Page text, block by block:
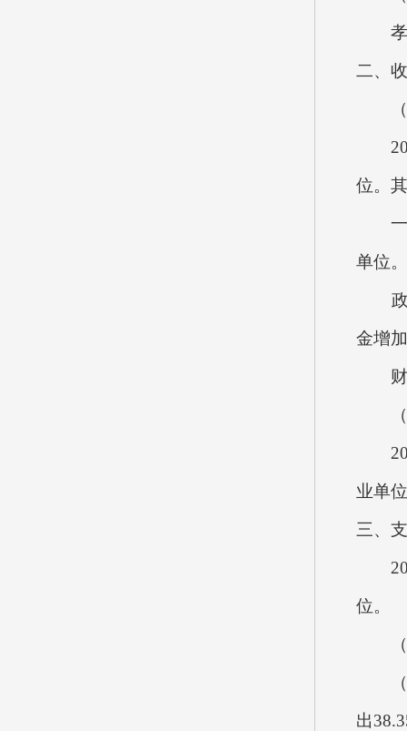
孝义
二、
（
位。
一般
单位。
政府
金增
财政
（
业单
三、
位。
（一
（1
出